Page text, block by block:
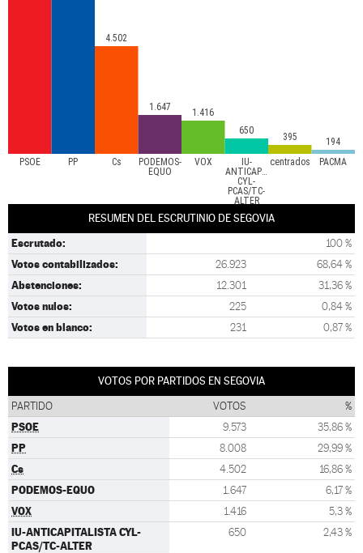
PSOE PP Cs
PODEMOS-
EQUO
VOX
IU-
ANTICAPITALISTA
CYL-
PCAS/TC-
ALTER
centrados PACMA
4.502
1.647
1.416
650
395 194
RESUMEN DEL ESCRUTINIO DE SEGOVIA
Escrutado: 100 %
Votos contabilizados: 26.923 68,64 %
Abstenciones: 12.301 31,36 %
Votos nulos: 225 0,84 %
Votos en blanco: 231 0,87 %
VOTOS POR PARTIDOS EN SEGOVIA
PARTIDO VOTOS %
PSOE 9.573 35,86 %
PP 8.008 29,99 %
Cs 4.502 16,86 %
PODEMOS-EQUO 1.647 6,17 %
VOX 1.416 5,3 %
IU-ANTICAPITALISTA CYL-
PCAS/TC-ALTER
650 2,43 %